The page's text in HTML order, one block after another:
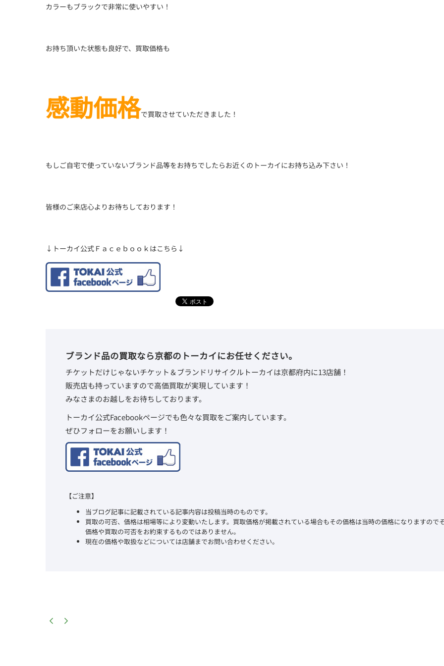
カラーもブラックで非常に使いやすい！
お持ち頂いた状態も良好で、買取価格も
感動価格で買取させていただきました！
もしご自宅で使っていないブランド品等をお持ちでしたらお近くのトーカイにお持ち込み下さい！
皆様のご来店心よりお待ちしております！
↓トーカイ公式Ｆａｃｅｂｏｏｋはこちら↓
ブランド品の買取なら京都のトーカイにお任せください。
チケットだけじゃないチケット＆ブランドリサイクルトーカイは京都府内に13店舗！
販売店も持っていますので高価買取が実現しています！
みなさまのお越しをお待ちしております。
トーカイ公式Facebookページでも色々な買取をご案内しています。
ぜひフォローをお願いします！
【ご注意】
当ブログ記事に記載されている記事内容は投稿当時のものです。
買取の可否、価格は相場等により変動いたします。買取価格が掲載されている場合もその価格は当時の価格になりますので
価格や買取の可否をお約束するものではありません。
現在の価格や取扱などについては店舗までお問い合わせください。